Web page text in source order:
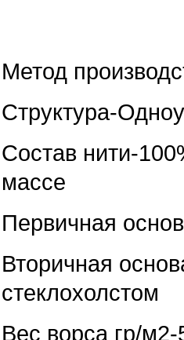
Метод
Структура-
Состав нити-
массе
Первичная
Вторичная
стеклохолстом
Вес ворса гр/м2-